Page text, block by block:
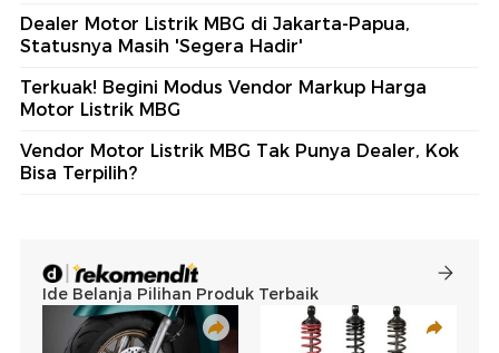
Dealer Motor Listrik MBG di Jakarta-Papua,
Statusnya Masih 'Segera Hadir'
Terkuak! Begini Modus Vendor Markup Harga
Motor Listrik MBG
Vendor Motor Listrik MBG Tak Punya Dealer, Kok
Bisa Terpilih?